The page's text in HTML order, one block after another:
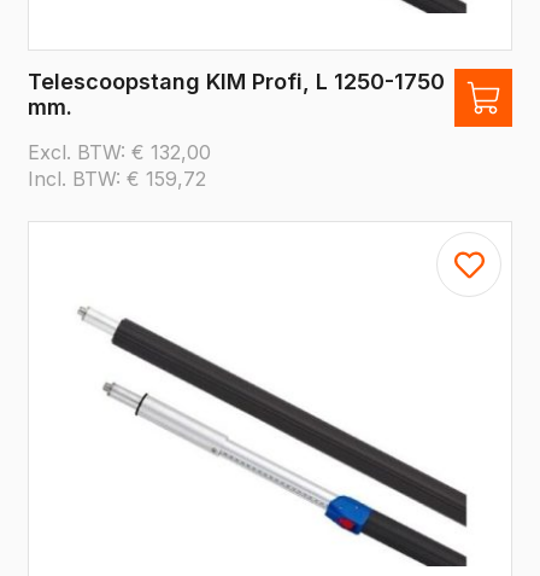
Telescoopstang KIM Profi, L 1250-1750
mm.
Excl. BTW: € 132,00
Incl. BTW: € 159,72